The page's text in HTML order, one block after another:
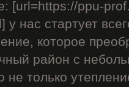
[url=https://ppu-
нас стартует
которое
район с
только